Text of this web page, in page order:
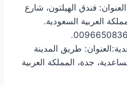
فندق الهيلتون، شارع
العربية السعودية.
طريق المدينة
جدة، المملكة العربية